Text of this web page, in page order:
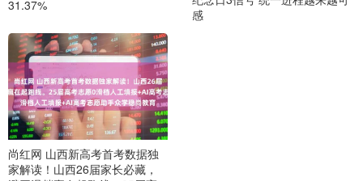
31.37%
感
尚红网 山西新高考首考数据独
家解读！山西26届家长必藏，